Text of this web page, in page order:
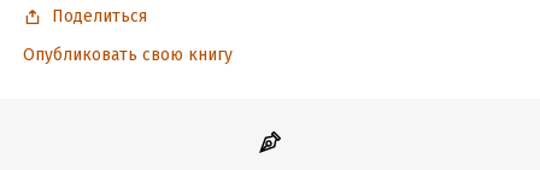
Поделиться
Опубликовать свою книгу